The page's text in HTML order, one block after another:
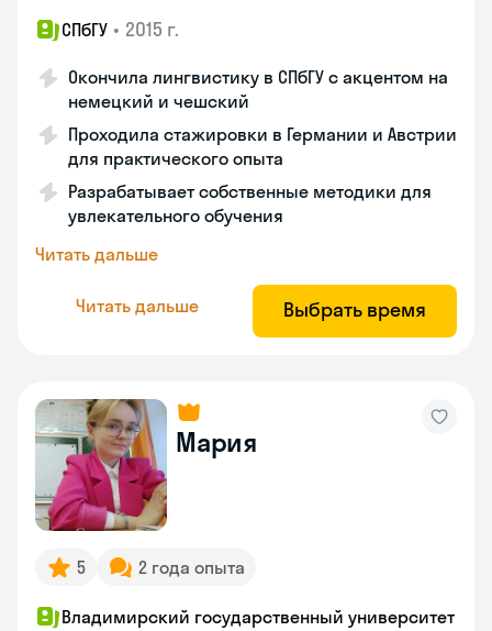
СПбГУ • 2015 г.
Окончила лингвистику в СПбГУ с акцентом на
немецкий и чешский
Проходила стажировки в Германии и Австрии
для практического опыта
Разрабатывает собственные методики для
увлекательного обучения
Читать дальше
Читать дальше Выбрать время
Мария
5 2 года опыта
Владимирский государственный университет